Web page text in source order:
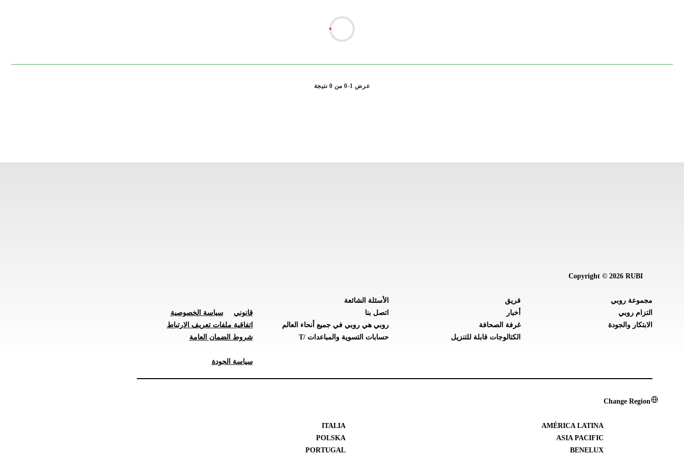
عرض 1-0 من 0 نتيجة
Copyright © 2026 RUBI
مجموعة روبي
التزام روبي
الابتكار والجودة
فريق
أخبار
غرفة الصحافة
الكتالوجات قابلة للتنزيل
الأسئلة الشائعة
اتصل بنا
روبي هي روبي في جميع أنحاء العالم
حسابات التسوية والمباعدات /T
قانوني
سياسة الخصوصية
اتفاقية ملفات تعريف الارتباط
شروط الضمان العامة
سياسة الجودة
Change Region
AMÉRICA LATINA
ASIA PACIFIC
BENELUX
ITALIA
POLSKA
PORTUGAL